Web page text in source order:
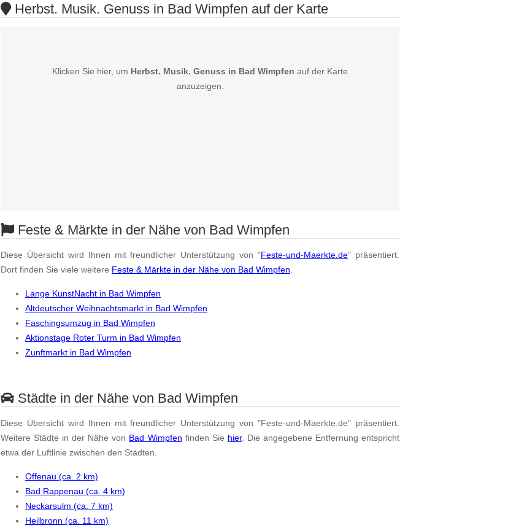
Herbst. Musik. Genuss in Bad Wimpfen auf der Karte
Klicken Sie hier, um Herbst. Musik. Genuss in Bad Wimpfen auf der Karte
anzuzeigen.
Feste & Märkte in der Nähe von Bad Wimpfen
Diese Übersicht wird Ihnen mit freundlicher Unterstützung von "Feste-und-Maerkte.de" präsentiert.
Dort finden Sie viele weitere Feste & Märkte in der Nähe von Bad Wimpfen
Lange KunstNacht in Bad Wimpfen
Altdeutscher Weihnachtsmarkt in Bad Wimpfen
Faschingsumzug in Bad Wimpfen
Aktionstage Roter Turm in Bad Wimpfen
Zunftmarkt in Bad Wimpfen
Städte in der Nähe von Bad Wimpfen
Diese Übersicht wird Ihnen mit freundlicher Unterstützung von "Feste-und-Maerkte.de" präsentiert.
Weitere Städte in der Nähe von Bad Wimpfen finden Sie hier. Die angegebene Entfernung entspricht
etwa der Luftlinie zwischen den Städten.
Offenau (ca. 2 km)
Bad Rappenau (ca. 4 km)
Neckarsulm (ca. 7 km)
Heilbronn (ca. 11 km)